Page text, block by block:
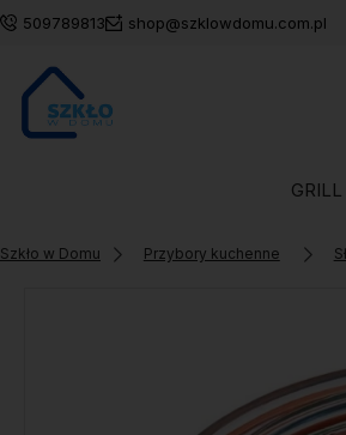
509789813 shop@szklowdomu.com.pl
GRILL
Szkło w Domu Przybory kuchenne